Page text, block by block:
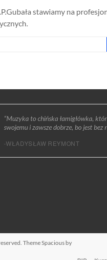
stawiamy na
“Muzyka to chińska łamigłówka,
swojemu i zawsze dobrze, bo jest bez
-WŁADYSŁAW REYMONT
ThemeSpacious by